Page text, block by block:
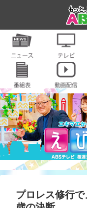
プロレス修行